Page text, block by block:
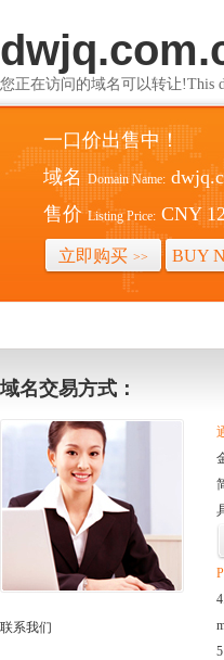
您正在访问的域名可以转让!This
一口价出售中！
域名 Domain Name:
售价 Listing Price: CNY
立即购买 >> BUY
域名交易方式：
联系我们